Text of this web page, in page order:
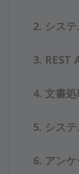
2. シス
3. REST
4. 文書処
5. シス
6. アンケ